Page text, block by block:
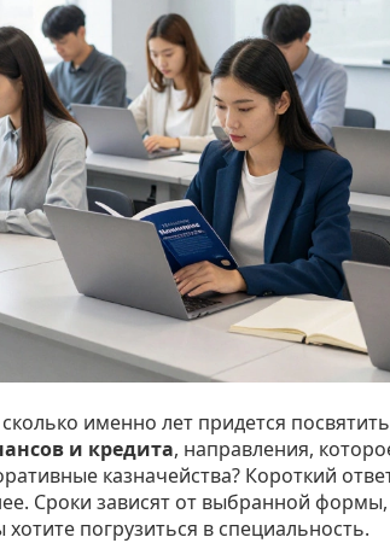
именно лет придется
и кредита, направления,
казначейства? Короткий
Сроки зависят от выбранной
погрузиться в специальность.